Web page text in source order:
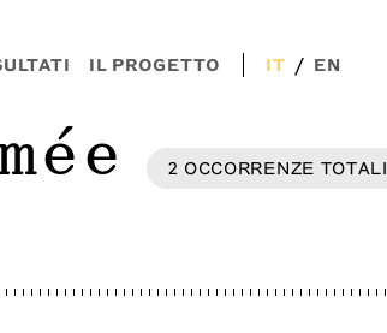
IL PROGETTO IT / EN
2 OCCORRENZE TOTALI